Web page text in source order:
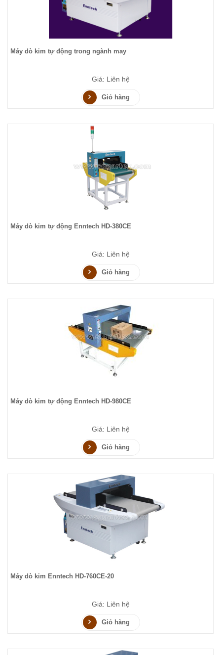
Máy dò kim tự động trong ngành may
Giá: Liên hệ
Giỏ hàng
Máy dò kim tự động Enntech HD-380CE
Giá: Liên hệ
Giỏ hàng
Máy dò kim tự động Enntech HD-980CE
Giá: Liên hệ
Giỏ hàng
Máy dò kim Enntech HD-760CE-20
Giá: Liên hệ
Giỏ hàng